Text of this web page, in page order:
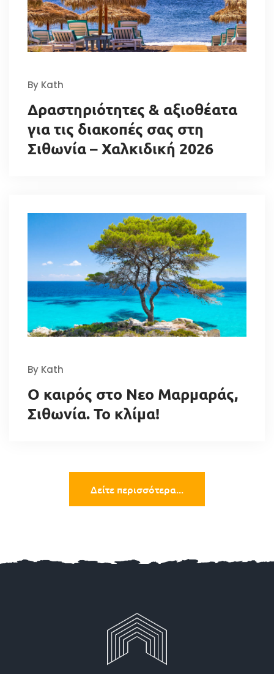
By Kath
Δραστηριότητες & αξιοθέατα
για τις διακοπές σας στη
Σιθωνία – Χαλκιδική 2026
By Kath
Ο καιρός στο Νεο Μαρμαράς,
Σιθωνία. Το κλίμα!
Δείτε περισσότερα...